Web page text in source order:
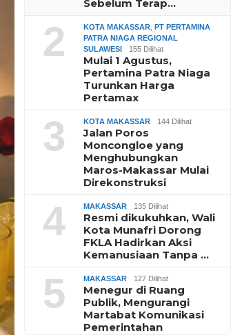
Sebelum Terap…
2 KOTA MAKASSAR ,PT PERTAMINA
PATRA NIAGA REGIONAL
SULAWESI
155 Dilihat
Mulai 1 Agustus,
Pertamina Patra Niaga
Turunkan Harga
Pertamax
3 KOTA MAKASSAR 144 Dilihat
Jalan Poros
Moncongloe yang
Menghubungkan
Maros-Makassar Mulai
Direkonstruksi
4 MAKASSAR 135 Dilihat
Resmi dikukuhkan, Wali
Kota Munafri Dorong
FKLA Hadirkan Aksi
Kemanusiaan Tanpa …
5 MAKASSAR 127 Dilihat
Menegur di Ruang
Publik, Mengurangi
Martabat Komunikasi
Pemerintahan